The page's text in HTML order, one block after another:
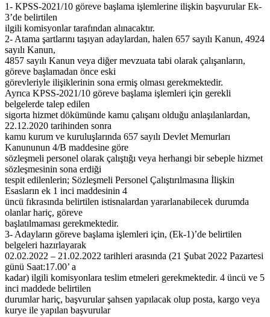
1- KPSS-2021/10 göreve başlama işlemlerine ilişkin başvurular Ek-
3’de belirtilen
ilgili komisyonlar tarafından alınacaktır.
2- Atama şartlarını taşıyan adaylardan, halen 657 sayılı Kanun, 4924
sayılı Kanun,
4857 sayılı Kanun veya diğer mevzuata tabi olarak çalışanların,
göreve başlamadan önce eski
görevleriyle ilişiklerinin sona ermiş olması gerekmektedir.
Ayrıca KPSS-2021/10 göreve başlama işlemleri için gerekli
belgelerde talep edilen
sigorta hizmet dökümünde kamu çalışanı olduğu anlaşılanlardan,
22.12.2020 tarihinden sonra
kamu kurum ve kuruluşlarında 657 sayılı Devlet Memurları
Kanununun 4/B maddesine göre
sözleşmeli personel olarak çalıştığı veya herhangi bir sebeple hizmet
sözleşmesinin sona erdiği
tespit edilenlerin; Sözleşmeli Personel Çalıştırılmasına İlişkin
Esasların ek 1 inci maddesinin 4
üncü fıkrasında belirtilen istisnalardan yararlanabilecek durumda
olanlar hariç, göreve
başlatılmaması gerekmektedir.
3- Adayların göreve başlama işlemleri için, (Ek-1)’de belirtilen
belgeleri hazırlayarak
02.02.2022 – 21.02.2022 tarihleri arasında (21 Şubat 2022 Pazartesi
günü Saat:17.00’ a
kadar) ilgili komisyonlara teslim etmeleri gerekmektedir. 4 üncü ve 5
inci maddede belirtilen
durumlar hariç, başvurular şahsen yapılacak olup posta, kargo veya
kurye ile yapılan başvurular